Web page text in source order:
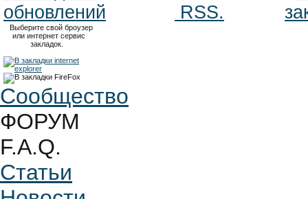
RSS.
Выберите свой броузер
или интернет сервис
закладок.
Сообщество
ФОРУМ
F.A.Q.
Статьи